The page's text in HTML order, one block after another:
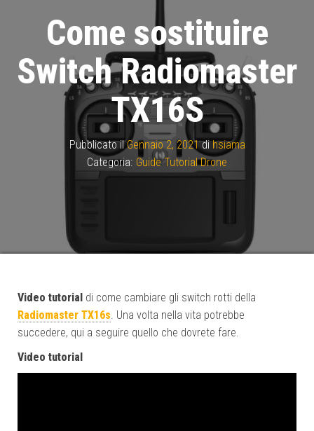
Come sostituire
Switch Radiomaster
TX16S
Pubblicato ilGennaio 2, 2021dihsiama
Categoria: Guide Tutorial Drone
Video tutorial di come cambiare gli switch rotti della
Radiomaster TX16s. Una volta nella vita potrebbe
succedere, qui a seguire quello che dovrete fare.
Video tutorial